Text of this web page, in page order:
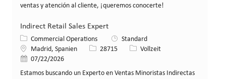
ventas y atención al cliente, ¡queremos conocerte!
Indirect Retail Sales Expert
Kategorie
Commercial Operations
Standard
StandortMadrid, Spanien Stellen-ID
28715 Art der Stelle
Vollzeit
Veröffentlicht am
07/22/2026
Estamos buscando un Experto en Ventas Minoristas Indirectas